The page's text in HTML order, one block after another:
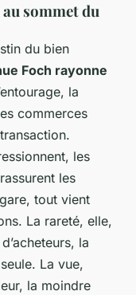
sommet du
du bien
Foch rayonne
la
commerces
les
les
tout vient
La rareté, elle,
la
La vue,
la moindre